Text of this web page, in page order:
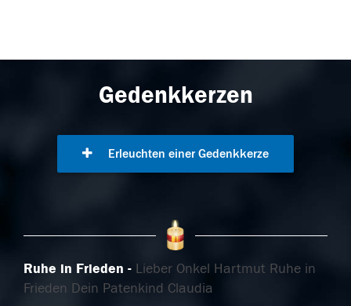
Gedenkkerzen
Erleuchten einer Gedenkkerze
Ruhe in Frieden
Lieber Onkel Hartmut Ruhe in
Frieden Dein Patenkind Claudia